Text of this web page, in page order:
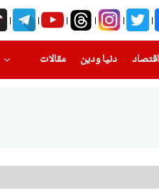
اقتصاد دنيا ودين
(current) مقالات